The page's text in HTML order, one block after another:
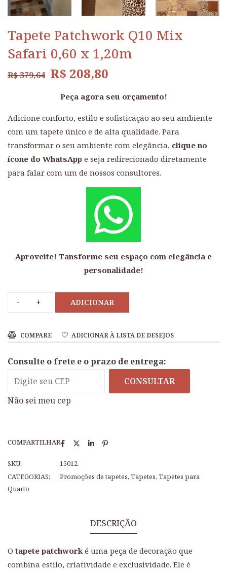
Tapete Patchwork Q10 Mix
Safari 0,60 x 1,20m
R$379,64 R$ 208,80
Peça agora seu orçamento!
Adicione conforto, estilo e sofisticação ao seu ambiente
com um tapete único e de alta qualidade. Para
transformar o seu ambiente com elegância, clique no
ícone do WhatsApp e seja redirecionado diretamente
para falar com um de nossos consultores.
Aproveite! Tansforme seu espaço com elegância e
personalidade!
ADICIONAR
COMPARE ADICIONAR À LISTA DE DESEJOS
Consulte o frete e o prazo de entrega:
CONSULTAR
Não sei meu cep
COMPARTILHAR
SKU:
15012
CATEGORIAS:
Promoções de tapetes, Tapetes, Tapetes para
Quarto
DESCRIÇÃO
O tapete patchwork é uma peça de decoração que
combina estilo, criatividade e exclusividade. Ele é